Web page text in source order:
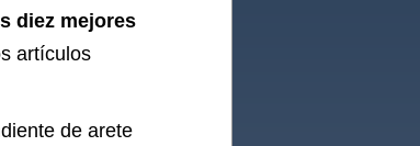
diez mejores
artículos
de arete